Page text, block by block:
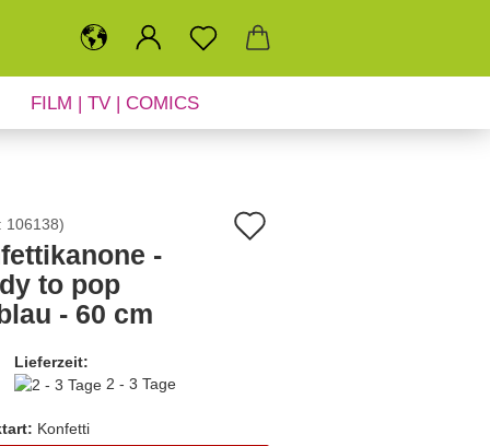
FILM | TV | COMICS
106138)
-
to pop
- 60 cm
Lieferzeit:
2 - 3 Tage
Konfetti